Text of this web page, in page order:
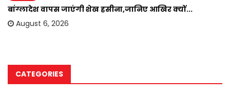
बांग्लादेश वापस जाएंगी शेख हसीना,जानिए आखिर क्यों...
August 6, 2026
CATEGORIES